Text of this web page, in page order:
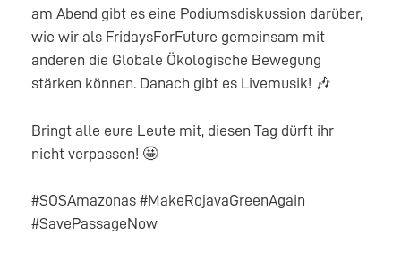
am Abend gibt es eine Podiumsdiskussion darüber,
wie wir als FridaysForFuture gemeinsam mit
anderen die Globale Ökologische Bewegung
stärken können. Danach gibt es Livemusik! 🎶
Bringt alle eure Leute mit, diesen Tag dürft ihr
nicht verpassen! 🤩
#SOSAmazonas #MakeRojavaGreenAgain
#SavePassageNow